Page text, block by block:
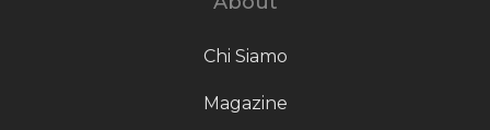
Chi Siamo
Magazine